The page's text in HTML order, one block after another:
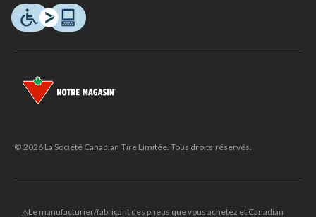
© 2026 La Société Canadian Tire Limitée. Tous droits réservés.
△Le manufacturier/fabricant des pneus que vous achetez et Canadian